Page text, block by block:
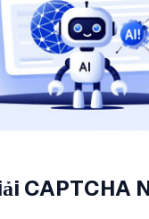
CAPTCHA